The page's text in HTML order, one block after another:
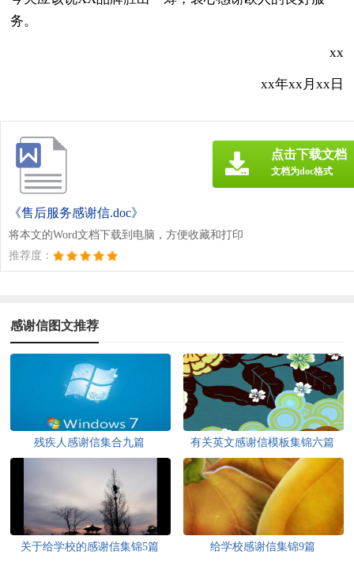
务。
xx
xx年xx月xx日
《售后服务感谢信.doc》
将本文的Word文档下载到电脑，方便收藏和打印
推荐度：
点击下载文档
文档为doc格式
感谢信图文推荐
残疾人感谢信集合九篇 有关英文感谢信模板集锦六篇
关于给学校的感谢信集锦5篇 给学校感谢信集锦9篇